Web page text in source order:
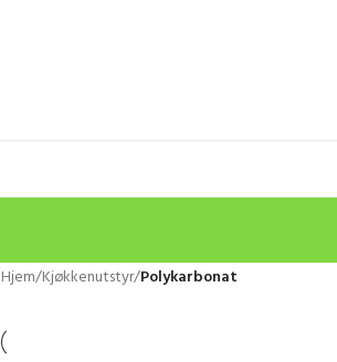
Hjem/Kjøkkenutstyr/Polykarbonat